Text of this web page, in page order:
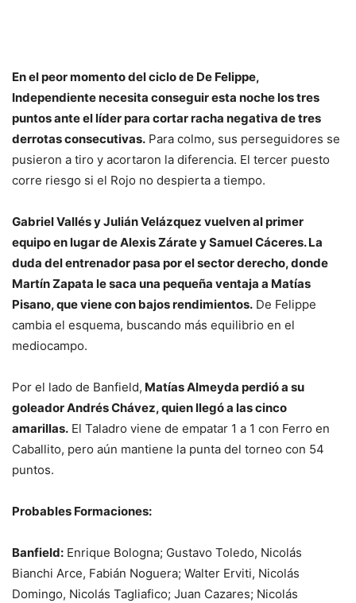
En el peor momento del ciclo de De Felippe,
Independiente necesita conseguir esta noche los tres
puntos ante el líder para cortar racha negativa de tres
derrotas consecutivas. Para colmo, sus perseguidores se
pusieron a tiro y acortaron la diferencia. El tercer puesto
corre riesgo si el Rojo no despierta a tiempo.
Gabriel Vallés y Julián Velázquez vuelven al primer
equipo en lugar de Alexis Zárate y Samuel Cáceres. La
duda del entrenador pasa por el sector derecho, donde
Martín Zapata le saca una pequeña ventaja a Matías
Pisano, que viene con bajos rendimientos. De Felippe
cambia el esquema, buscando más equilibrio en el
mediocampo.
Por el lado de Banfield, Matías Almeyda perdió a su
goleador Andrés Chávez, quien llegó a las cinco
amarillas. El Taladro viene de empatar 1 a 1 con Ferro en
Caballito, pero aún mantiene la punta del torneo con 54
puntos.
Probables Formaciones:
Banfield: Enrique Bologna; Gustavo Toledo, Nicolás
Bianchi Arce, Fabián Noguera; Walter Erviti, Nicolás
Domingo, Nicolás Tagliafico; Juan Cazares; Nicolás